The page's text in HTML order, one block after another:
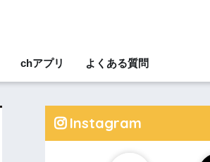
chアプリ よくある質問
Instagram